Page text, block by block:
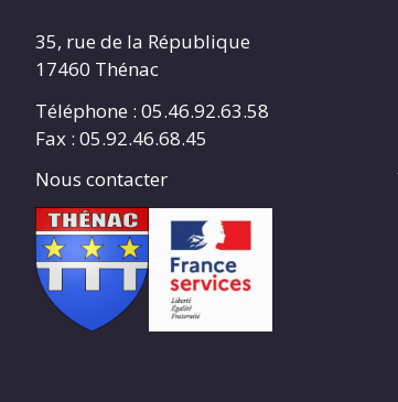
35, rue de la République
17460 Thénac
Téléphone : 05.46.92.63.58
Fax : 05.92.46.68.45
Nous contacter